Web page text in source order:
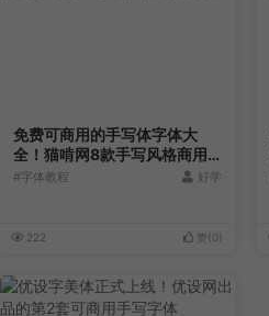
免费可商用的手写体字体大
全！猫啃网8款手写风格商用
字体合集
#字体教程 好学
222 赞(0